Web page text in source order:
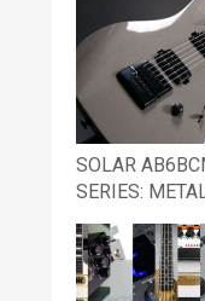
SOLAR
SERIES: